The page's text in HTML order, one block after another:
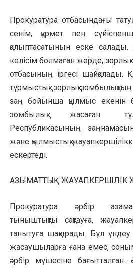
Прокуратура отбасындағы
сенім, құрмет пен
қалыптасатынын еске салады.
келісім болмаған жерде,
отбасының іргесі шайқалады.
тұрмыстық зорлық-
заң бойынша қылмыс екенін
зомбылық жасаған
Республикасының
және қылмыстық
ескертеді.
АЗЫМАТТЫҚ ЖАУАПКЕРШІЛІК
Прокуратура әрбір
тыныштықты сақтауға,
танытуға шақырады. Бұл үндеу
жасаушыларға ғана емес,
әрбір мүшесіне бағытталған.